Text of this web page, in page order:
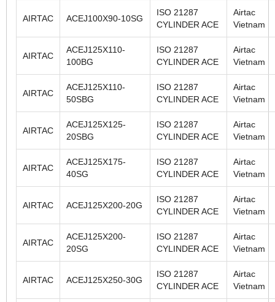
AIRTAC ACEJ100X90-10SG
ISO 21287
CYLINDER ACE
Airtac
Vietnam
AIRTAC
ACEJ125X110-
100BG
ISO 21287
CYLINDER ACE
Airtac
Vietnam
AIRTAC
ACEJ125X110-
50SBG
ISO 21287
CYLINDER ACE
Airtac
Vietnam
AIRTAC
ACEJ125X125-
20SBG
ISO 21287
CYLINDER ACE
Airtac
Vietnam
AIRTAC
ACEJ125X175-
40SG
ISO 21287
CYLINDER ACE
Airtac
Vietnam
AIRTAC ACEJ125X200-20G
ISO 21287
CYLINDER ACE
Airtac
Vietnam
AIRTAC
ACEJ125X200-
20SG
ISO 21287
CYLINDER ACE
Airtac
Vietnam
AIRTAC ACEJ125X250-30G
ISO 21287
CYLINDER ACE
Airtac
Vietnam